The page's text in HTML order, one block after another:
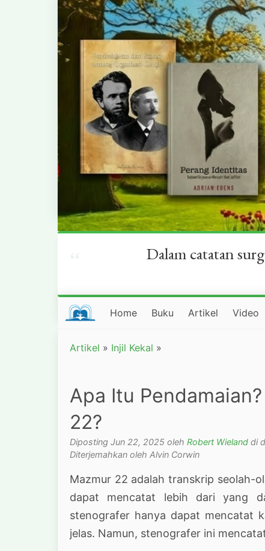
Dalam catatan
Home Buku Artikel Video
Artikel » Injil Kekal »
Apa Itu
22?
Diposting Jun 22, 2025 oleh Robert Wieland di
Diterjemahkan oleh Alvin Corwin
Mazmur 22 adalah transkrip seolah-
dapat mencatat lebih dari yang
stenografer hanya dapat mencatat
jelas. Namun, stenografer ini